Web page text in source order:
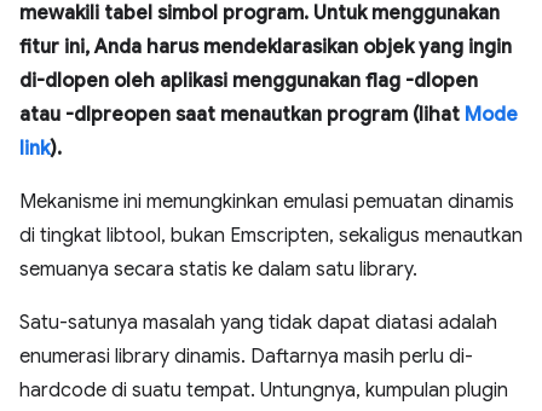
mewakili tabel simbol program. Untuk menggunakan
fitur ini, Anda harus mendeklarasikan objek yang ingin
di-dlopen oleh aplikasi menggunakan flag -dlopen
atau -dlpreopen saat menautkan program (lihat Mode
link).
Mekanisme ini memungkinkan emulasi pemuatan dinamis
di tingkat libtool, bukan Emscripten, sekaligus menautkan
semuanya secara statis ke dalam satu library.
Satu-satunya masalah yang tidak dapat diatasi adalah
enumerasi library dinamis. Daftarnya masih perlu di-
hardcode di suatu tempat. Untungnya, kumpulan plugin